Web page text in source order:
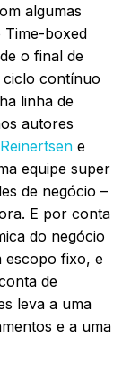
algumas
Time-boxed
o final de
ciclo contínuo
linha de
autores
e
equipe super
de negócio –
E por conta
do negócio
escopo fixo, e
de
leva a uma
e a uma